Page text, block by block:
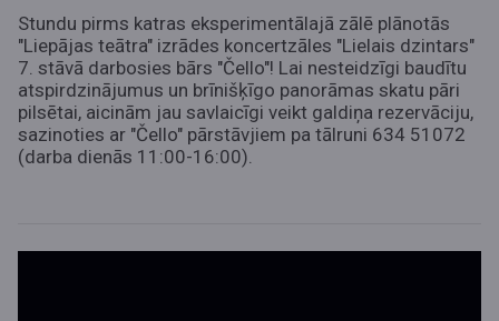
Stundu pirms katras eksperimentālajā zālē plānotās
"Liepājas teātra" izrādes koncertzāles "Lielais dzintars"
7. stāvā darbosies bārs "Čello"! Lai nesteidzīgi baudītu
atspirdzinājumus un brīnišķīgo panorāmas skatu pāri
pilsētai, aicinām jau savlaicīgi veikt galdiņa rezervāciju,
sazinoties ar "Čello" pārstāvjiem pa tālruni 634 51072
(darba dienās 11:00-16:00).